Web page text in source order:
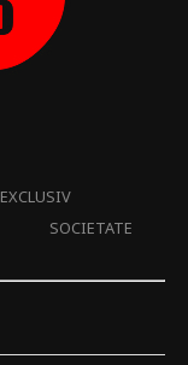
EXCLUSIV
SOCIETATE